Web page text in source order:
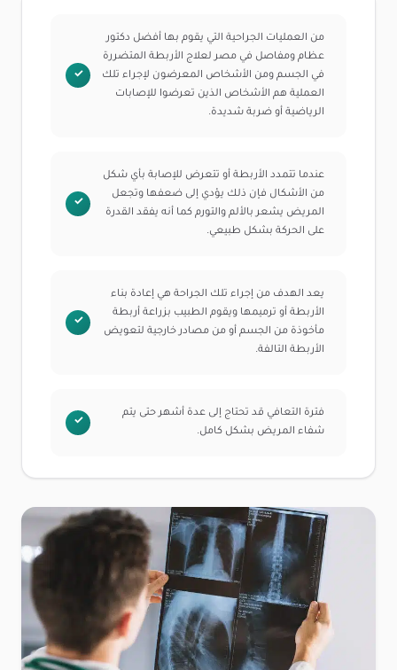
من العمليات الجراحية التي يقوم بها أفضل دكتور
عظام ومفاصل في مصر لعلاج الأربطة المتضررة
في الجسم ومن الأشخاص المعرضون لإجراء تلك
العملية هم الأشخاص الذين تعرضوا للإصابات
الرياضية أو ضربة شديدة.
عندما تتمدد الأربطة أو تتعرض للإصابة بأي شكل
من الأشكال فإن ذلك يؤدي إلى ضعفها وتجعل
المريض يشعر بالألم والتورم كما أنه يفقد القدرة
على الحركة بشكل طبيعي.
يعد الهدف من إجراء تلك الجراحة هي إعادة بناء
الأربطة أو ترميمها ويقوم الطبيب بزراعة أربطة
مأخوذة من الجسم أو من مصادر خارجية لتعويض
الأربطة التالفة.
فترة التعافي قد تحتاج إلى عدة أشهر حتى يتم
شفاء المريض بشكل كامل.